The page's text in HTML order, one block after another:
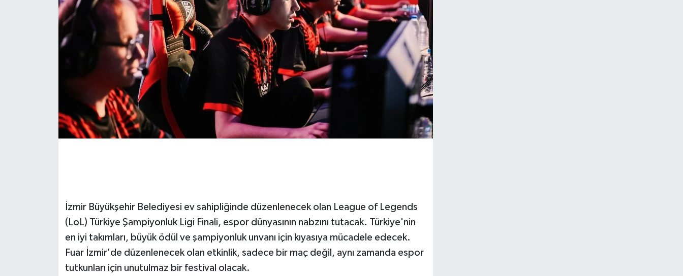
İzmir Büyükşehir Belediyesi ev sahipliğinde düzenlenecek olan League of Legends
(LoL) Türkiye Şampiyonluk Ligi Finali, espor dünyasının nabzını tutacak. Türkiye'nin
en iyi takımları, büyük ödül ve şampiyonluk unvanı için kıyasıya mücadele edecek.
Fuar İzmir'de düzenlenecek olan etkinlik, sadece bir maç değil, aynı zamanda espor
tutkunları için unutulmaz bir festival olacak.